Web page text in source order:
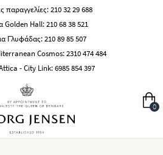
παραγγελίες:210 32 29 688
Golden Hall:210 68 38 521
Γλυφάδας:210 89 85 507
Cosmos:2310 474 484
- City Link:6985 854 397
0